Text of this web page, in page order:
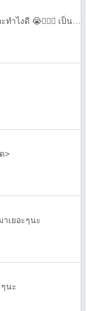
>
าเยอะๆนะ
นะ